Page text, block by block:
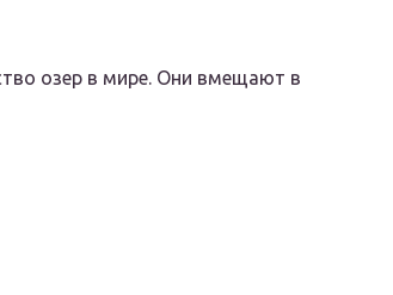
озер в мире. Они вмещают в